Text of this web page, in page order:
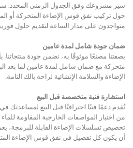
سير مشروعك وفق الجدول الزمني المحدد.
حول تركيب نفق قوس الإضاءة المتحركة أو
متواجدون على مدار الساعة لتقديم حلول
ضمان جودة شامل لمدة عامين
بصفتنا مصنعًا موثوقًا به، نضمن جودة
متحركة مع ضمان شامل لمدة عامين لما بعد
الإضاءة والسلامة الإنشائية لراحة بالك التامة.
استشارة فنية متخصصة قبل البيع
نُقدم دعمًا فنيًا احترافيًا قبل البيع لمساعدتك
من اختيار المواصفات الخارجية المقاومة
تخصيص تسلسلات الإضاءة القابلة للبرمجة،
أن يكون كل تفصيل في نفق قوس الإضاءة